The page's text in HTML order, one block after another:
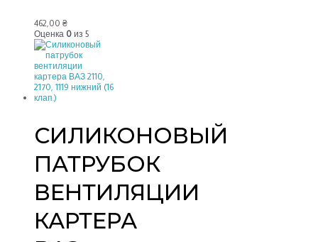
462,00 ₴
Оценка 0 из 5
СИЛИКОНОВЫЙ
ПАТРУБОК
ВЕНТИЛЯЦИИ
КАРТЕРА